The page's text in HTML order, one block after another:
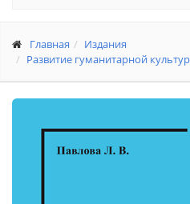
Главная
Издания
Развитие гуманитарной